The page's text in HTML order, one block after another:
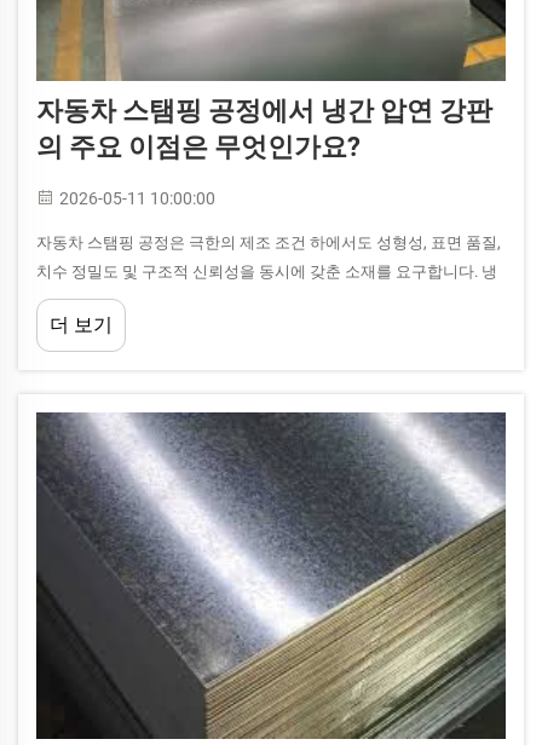
자동차 스탬핑 공정에서 냉간 압연 강판
의 주요 이점은 무엇인가요?
2026-05-11 10:00:00
자동차 스탬핑 공정은 극한의 제조 조건 하에서도 성형성, 표면 품질,
치수 정밀도 및 구조적 신뢰성을 동시에 갖춘 소재를 요구합니다. 냉
간 압연 강판은 자동차 부품 제조에서 지배적인 소재로 자리 잡았습
니다...
더 보기